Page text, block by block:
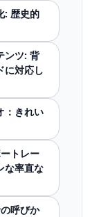
: 歴史的
ンツ: 背
に対応し
：きれい
トレー
な率直な
呼びか